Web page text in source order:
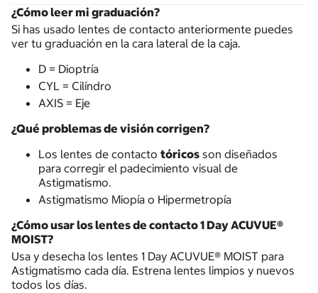
¿Cómo leer mi graduación?
Si has usado lentes de contacto anteriormente puedes
ver tu graduación en la cara lateral de la caja.
D = Dioptría
CYL = Cilíndro
AXIS = Eje
¿Qué problemas de visión corrigen?
Los lentes de contacto tóricosson diseñados
para corregir el padecimiento visual de
Astigmatismo.
Astigmatismo Miopía o Hipermetropía
¿Cómo usar los lentes de contacto 1 Day ACUVUE®
MOIST?
Usa y desecha los lentes 1 Day ACUVUE® MOIST para
Astigmatismo cada día. Estrena lentes limpios y nuevos
todos los días.